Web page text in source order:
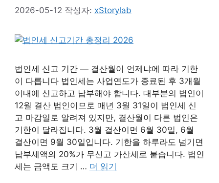
2026-05-12 작성자: xStorylab
법인세 신고 기간 — 결산월이 언제냐에 따라 기한
이 다릅니다 법인세는 사업연도가 종료된 후 3개월
이내에 신고하고 납부해야 합니다. 대부분의 법인이
12월 결산 법인이므로 매년 3월 31일이 법인세 신
고 마감일로 알려져 있지만, 결산월이 다른 법인은
기한이 달라집니다. 3월 결산이면 6월 30일, 6월
결산이면 9월 30일입니다. 기한을 하루라도 넘기면
납부세액의 20%가 무신고 가산세로 붙습니다. 법인
세는 금액도 크기 … 더 읽기